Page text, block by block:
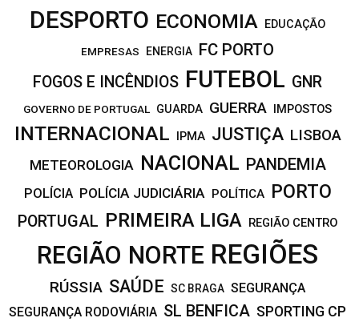
DESPORTO ECONOMIA EDUCAÇÃO
EMPRESAS ENERGIA FC PORTO
FOGOS E INCÊNDIOS FUTEBOL GNR
GOVERNO DE PORTUGAL GUARDA GUERRA IMPOSTOS
INTERNACIONAL IPMA JUSTIÇA LISBOA
METEOROLOGIA NACIONAL PANDEMIA
POLÍCIA POLÍCIA JUDICIÁRIA POLÍTICA PORTO
PORTUGAL PRIMEIRA LIGA REGIÃO CENTRO
REGIÃO NORTE REGIÕES
RÚSSIA SAÚDE SC BRAGA SEGURANÇA
SEGURANÇA RODOVIÁRIA SL BENFICA SPORTING CP